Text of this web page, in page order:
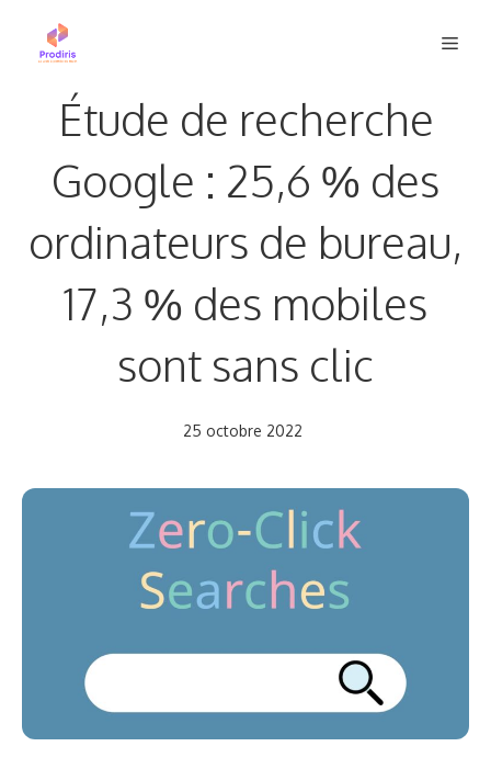
Étude de recherche
Google : 25,6 % des
ordinateurs de bureau,
17,3 % des mobiles
sont sans clic
25 octobre 2022